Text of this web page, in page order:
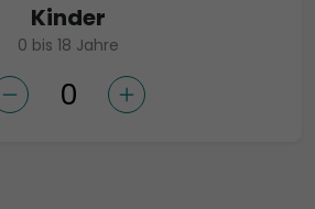
Kinder
0 bis 18 Jahre